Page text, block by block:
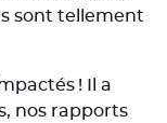
sont tellement
! Il a
nos rapports